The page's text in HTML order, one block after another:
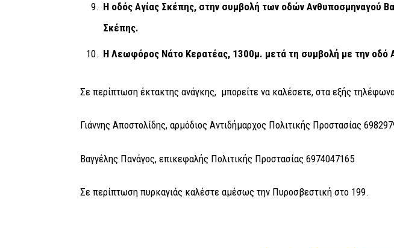
Η οδός Αγίας Σκέπης, στην συμβολή των οδών Ανθυποσμηναγού
Σκέπης.
Η Λεωφόρος Νάτο Κερατέας, 1300μ. μετά τη συμβολή με την οδό
Σε περίπτωση έκτακτης ανάγκης, μπορείτε να καλέσετε, στα εξής
Γιάννης Αποστολίδης, αρμόδιος Αντιδήμαρχος Πολιτικής Προστασίας
Βαγγέλης Πανάγος, επικεφαλής Πολιτικής Προστασίας 6974047165
Σε περίπτωση πυρκαγιάς καλέστε αμέσως την Πυροσβεστική στο 199.